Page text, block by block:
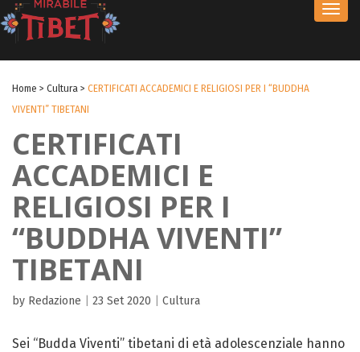
Home > Cultura > CERTIFICATI ACCADEMICI E RELIGIOSI PER I “BUDDHA
VIVENTI” TIBETANI
CERTIFICATI
ACCADEMICI E
RELIGIOSI PER I
“BUDDHA VIVENTI”
TIBETANI
by Redazione 23 Set 2020 Cultura
Sei “Budda Viventi” tibetani di età adolescenziale hanno